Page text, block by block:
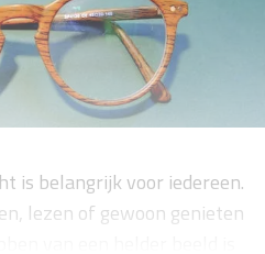
is belangrijk voor iedereen.
lezen of gewoon genieten